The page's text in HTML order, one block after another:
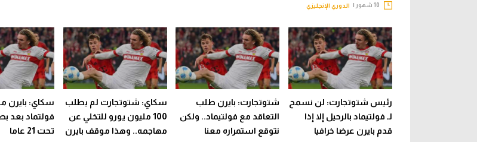
الدوري الإنجليزي
رئيس شتوتجارت: لن نسمح
لـ فولتيماد بالرحيل إلا إذا
قدم بايرن عرضا خرافيا
شتوتجارت: بايرن طلب
التعاقد مع فولتيماد.. ولكن
نتوقع استمراره معنا
سكاي: شتوتجارت لم يطلب
100 مليون يورو للتخلي عن
مهاجمه.. وهذا موقف بايرن
سكاي: بايرن
فولتماد بعد
تحت 21 عاما